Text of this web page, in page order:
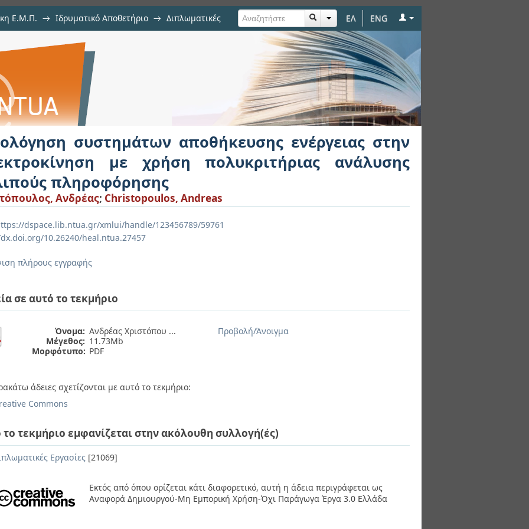
ΕΛ ENG
Ε.Μ.Π. → Ιδρυματικό Αποθετήριο → Διπλωματικές
αποθήκευσης ενέργειας στην ηλεκτροκίνηση με
ανάλυσης ελλιπούς πληροφόρησης
συστημάτων αποθήκευσης ενέργειας στην
με χρήση πολυκριτήριας ανάλυσης
πληροφόρησης
Ανδρέας; Christopoulos, Andreas
dspace.lib.ntua.gr/xmlui/handle/123456789/59761
10.26240/heal.ntua.27457
πλήρους εγγραφής
σε αυτό το τεκμήριο
Όνομα: Ανδρέας Χριστόπου ...
Μέγεθος: 11.73Mb
Μορφότυπο: PDF
Προβολή/Άνοιγμα
άδειες σχετίζονται με αυτό το τεκμήριο:
Commons
το τεκμήριο εμφανίζεται στην ακόλουθη συλλογή(ές)
Εργασίες [21069]
Εκτός από όπου ορίζεται κάτι διαφορετικό, αυτή η άδεια περιγράφεται ως
Αναφορά Δημιουργού-Μη Εμπορική Χρήση-Όχι Παράγωγα Έργα 3.0 Ελλάδα